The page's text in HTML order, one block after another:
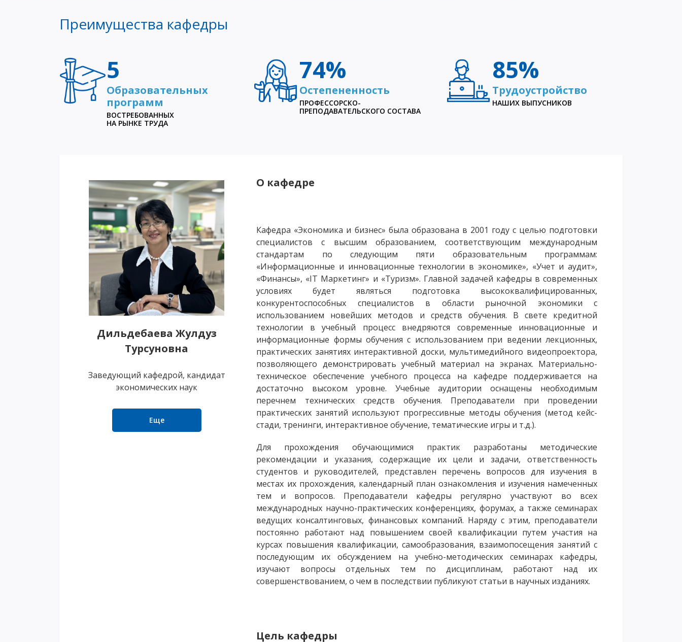
Преимущества кафедры
5
Образовательных
программ
ВОСТРЕБОВАННЫХ
НА РЫНКЕ ТРУДА
74%
Остепененность
ПРОФЕССОРСКО-
ПРЕПОДАВАТЕЛЬСКОГО СОСТАВА
85%
Трудоустройство
НАШИХ ВЫПУСНИКОВ
Дильдебаева Жулдуз
Турсуновна
Заведующий кафедрой, кандидат
экономических наук
Еще
О кафедре
Кафедра «Экономика и бизнес» была образована в 2001 году с целью подготовки
специалистов с высшим образованием, соответствующим международным
стандартам по следующим пяти образовательным программам:
«Информационные и инновационные технологии в экономике», «Учет и аудит»,
«Финансы», «IT Маркетинг» и «Туризм». Главной задачей кафедры в современных
условиях будет являться подготовка высококвалифицированных,
конкурентоспособных специалистов в области рыночной экономики с
использованием новейших методов и средств обучения. В свете кредитной
технологии в учебный процесс внедряются современные инновационные и
информационные формы обучения с использованием при ведении лекционных,
практических занятиях интерактивной доски, мультимедийного видеопроектора,
позволяющего демонстрировать учебный материал на экранах. Материально-
техническое обеспечение учебного процесса на кафедре поддерживается на
достаточно высоком уровне. Учебные аудитории оснащены необходимым
перечнем технических средств обучения. Преподаватели при проведении
практических занятий используют прогрессивные методы обучения (метод кейс-
стади, тренинги, интерактивное обучение, тематические игры и т.д.).
Для прохождения обучающимися практик разработаны методические
рекомендации и указания, содержащие их цели и задачи, ответственность
студентов и руководителей, представлен перечень вопросов для изучения в
местах их прохождения, календарный план ознакомления и изучения намеченных
тем и вопросов. Преподаватели кафедры регулярно участвуют во всех
международных научно-практических конференциях, форумах, а также семинарах
ведущих консалтинговых, финансовых компаний. Наряду с этим, преподаватели
постоянно работают над повышением своей квалификации путем участия на
курсах повышения квалификации, самообразования, взаимопосещения занятий с
последующим их обсуждением на учебно-методических семинарах кафедры,
изучают вопросы отдельных тем по дисциплинам, работают над их
совершенствованием, о чем в последствии публикуют статьи в научных изданиях.
Цель кафедры